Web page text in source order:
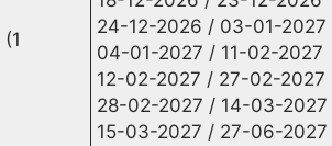
24-12-2026 / 03-01-2027
04-01-2027 / 11-02-2027
12-02-2027 / 27-02-2027
28-02-2027 / 14-03-2027
15-03-2027 / 27-06-2027